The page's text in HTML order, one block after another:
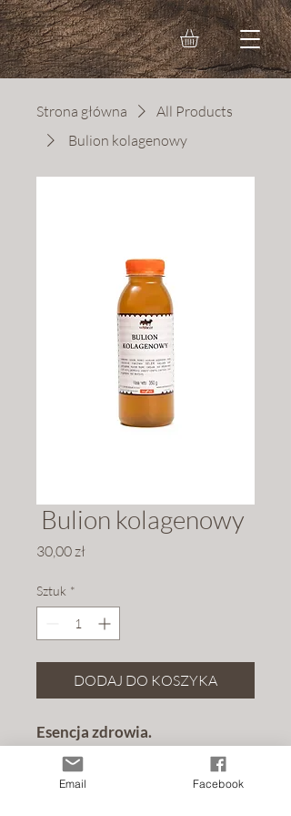
Strona główna
All Products
​ Bulion kolagenowy
​ Bulion kolagenowy
30,00 złCena
Sztuk *
DODAJ DO KOSZYKA
Esencja zdrowia.
Gotowany powoli, zgodnie z
Email Facebook